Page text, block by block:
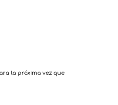
la próxima vez que